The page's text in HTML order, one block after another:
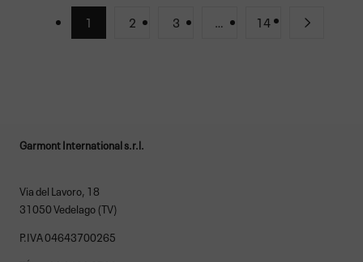
1 2 3 … 14
Garmont International s.r.l.
Via del Lavoro, 18
31050 Vedelago (TV)
P.IVA 04643700265